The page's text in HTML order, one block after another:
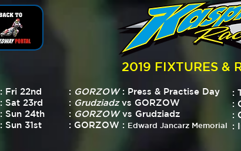
2019 FIXTURES &
: Fri 22nd
: Sat 23rd
: Sun 24th
: Sun 31st
: GORZOW: Press & Practise Day
: Grudziadzvs GORZOW
: GORZOWvs Grudziadz
: GORZOW : Edward Jancarz Memorial
:
:
:
: